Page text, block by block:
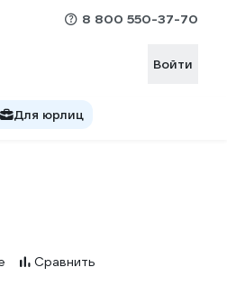
8 800 550-37-70
Войти
Для юрлиц
Сравнить